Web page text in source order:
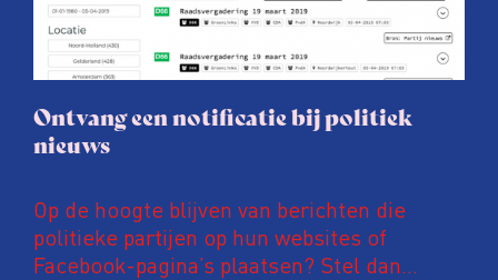
Ontvang een notificatie bij politiek
nieuws
Op de hoogte blijven van berichten die
politieke partijen op hun websites of
Facebook-pagina’s plaatsen? Stel dan